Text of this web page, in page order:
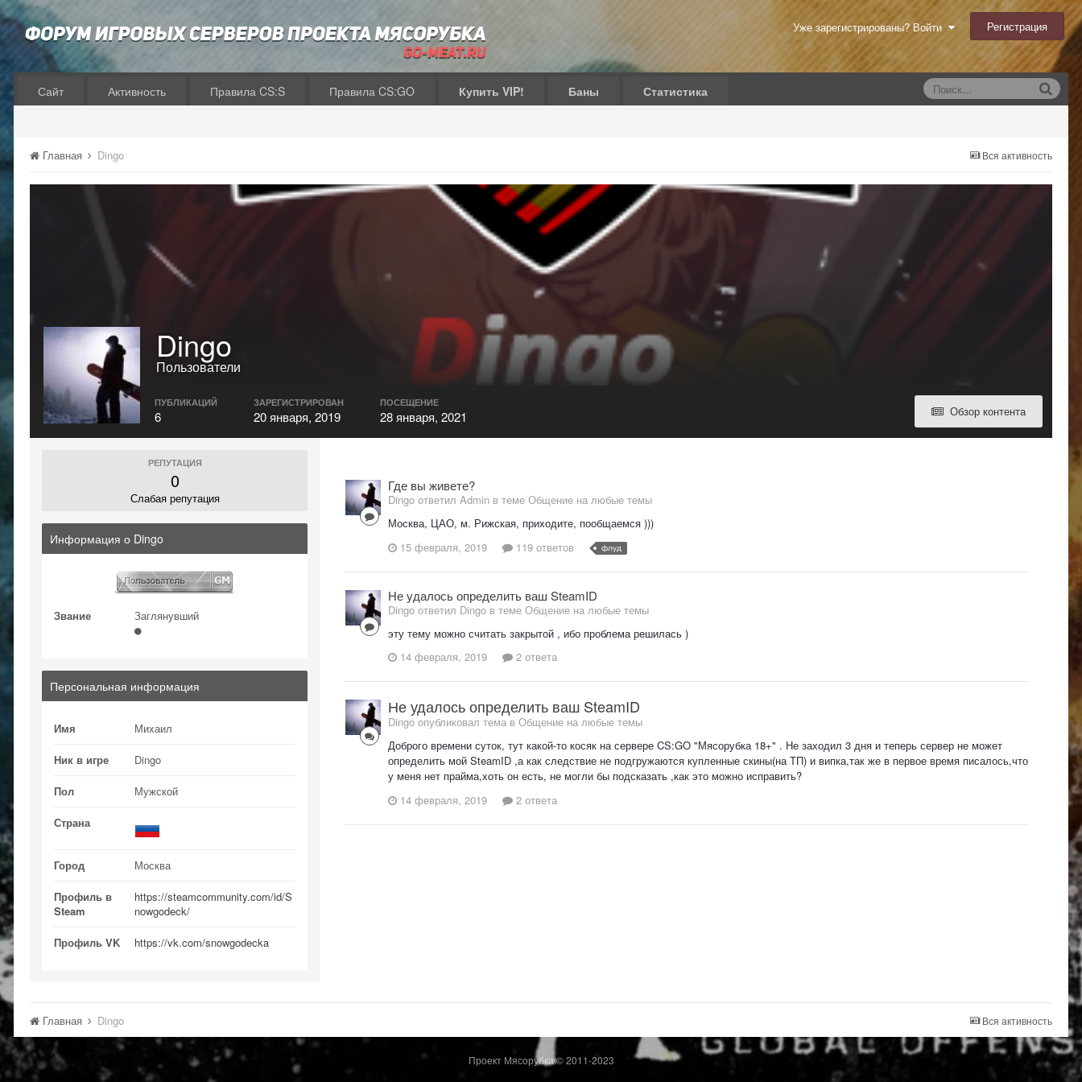
Уже зарегистрированы? Войти Регистрация
Сайт Активность Правила CS:S Правила CS:GO Купить VIP! Баны Статистика
Вся активность
Главная Dingo
Dingo
Пользователи
Обзор контента
ПУБЛИКАЦИЙ
6
ЗАРЕГИСТРИРОВАН
20 января, 2019
ПОСЕЩЕНИЕ
28 января, 2021
РЕПУТАЦИЯ
0
Слабая репутация
Информация о Dingo
Звание Заглянувший
Персональная информация
Имя Михаил
Ник в игре Dingo
Пол Мужской
Страна
Город Москва
Профиль в
Steam
https://steamcommunity.com/id/S
nowgodeck/
Профиль VK https://vk.com/snowgodecka
Где вы живете?
Dingo ответил Admin в теме Общение на любые темы
Москва, ЦАО, м. Рижская, приходите, пообщаемся )))
15 февраля, 2019
119 ответов флуд
Не удалось определить ваш SteamID
Dingo ответил Dingo в теме Общение на любые темы
эту тему можно считать закрытой , ибо проблема решилась )
14 февраля, 2019
2 ответа
Не удалось определить ваш SteamID
Dingo опубликовал тема в Общение на любые темы
Доброго времени суток, тут какой-то косяк на сервере CS:GO "Мясорубка 18+" . Не заходил 3 дня и теперь сервер не может
определить мой SteamID ,а как следствие не подгружаются купленные скины(на ТП) и випка,так же в первое время писалось,что
у меня нет прайма,хоть он есть, не могли бы подсказать ,как это можно исправить?
14 февраля, 2019
2 ответа
Вся активность
Главная Dingo
Проект Мясорубка © 2011-2023